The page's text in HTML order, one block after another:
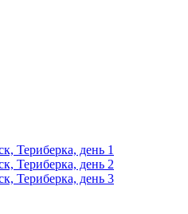
Териберка, день 1
Териберка, день 2
Териберка, день 3